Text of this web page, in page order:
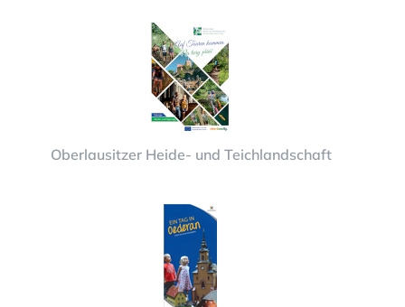
Oberlausitzer Heide- und Teichlandschaft